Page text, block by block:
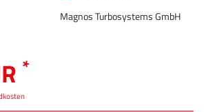
Magnos Turbosystems GmbH
*